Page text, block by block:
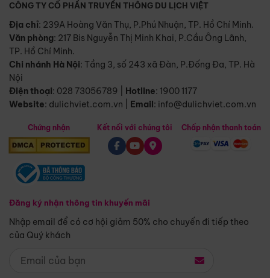
CÔNG TY CỔ PHẦN TRUYỀN THÔNG DU LỊCH VIỆT
Địa chỉ: 239A Hoàng Văn Thụ, P.Phú Nhuận, TP. Hồ Chí Minh.
Văn phòng: 217 Bis Nguyễn Thị Minh Khai, P.Cầu Ông Lãnh,
TP. Hồ Chí Minh.
Chi nhánh Hà Nội: Tầng 3, số 243 xã Đàn, P.Đống Đa, TP. Hà
Nội
Điện thoại: 028 73056789 Hotline: 1900 1177
Website: dulichviet.com.vn Email: info@dulichviet.com.vn
Chứng nhận
Đăng ký nhận thông tin khuyến mãi
Nhập email để có cơ hội giảm 50% cho chuyến đi tiếp theo
của Quý khách
Kết nối với chúng tôi Chấp nhận thanh toán